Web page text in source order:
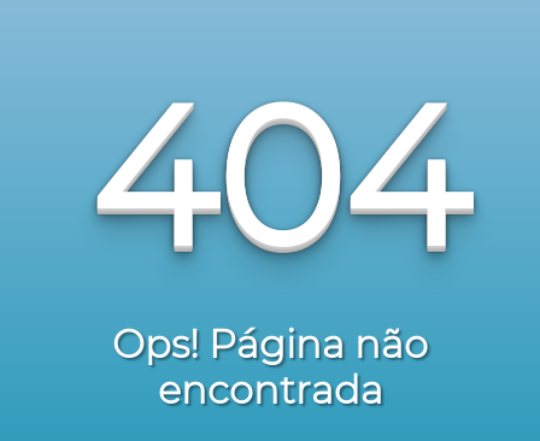
404
Ops! Página não
encontrada